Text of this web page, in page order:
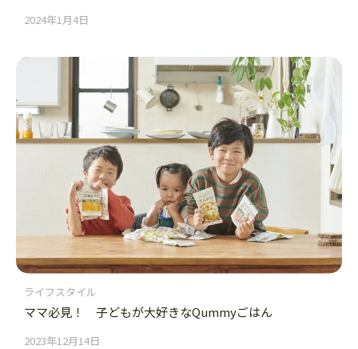
2024年1月4日
ライフスタイル
ママ必見！ 子どもが大好きなQummyごはん
2023年12月14日